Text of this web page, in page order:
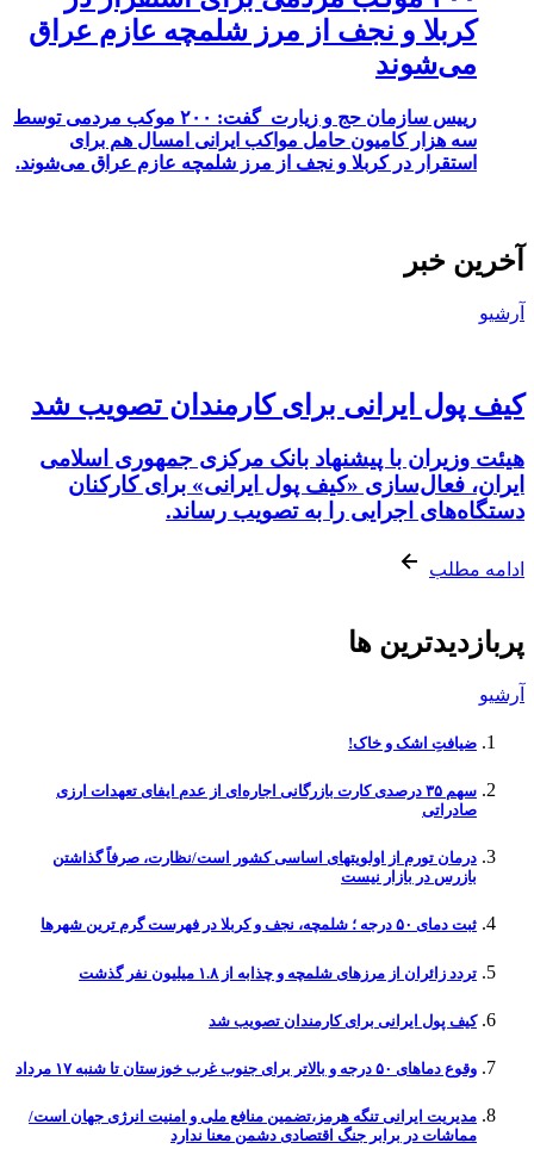
کربلا و نجف از مرز شلمچه عازم عراق
می‌شوند
رییس سازمان حج و زیارت گفت: ۲۰۰ موکب مردمی توسط
سه هزار کامیون حامل مواکب ایرانی امسال هم برای
استقرار در کربلا و نجف از مرز شلمچه عازم عراق می‌شوند.
آخرین خبر
آرشیو
کیف پول ایرانی برای کارمندان تصویب شد
هیئت وزیران با پیشنهاد بانک مرکزی جمهوری اسلامی
ایران، فعال‌سازی «کیف پول ایرانی» برای کارکنان
دستگاه‌های اجرایی را به تصویب رساند.
ادامه مطلب
پربازدیدترین ها
آرشیو
ضیافتِ اشک و خاک!
سهم ۳۵ درصدی کارت بازرگانی اجاره‌ای از عدم ایفای تعهدات ارزی
صادراتی
درمان تورم از اولویتهای اساسی کشور است/نظارت، صرفاً گذاشتن
بازرس در بازار نیست
ثبت دمای ۵۰ درجه ؛ شلمچه، نجف و کربلا در فهرست گرم ترین شهرها
تردد زائران از مرزهای شلمچه و چذابه از ۱.۸ میلیون نفر گذشت
کیف پول ایرانی برای کارمندان تصویب شد
وقوع دما‌های ۵۰ درجه و بالاتر برای جنوب غرب خوزستان تا شنبه ۱۷ مرداد
مدیریت ایرانی تنگه هرمز،تضمین منافع ملی و امنیت انرژی جهان است/
مماشات در برابر جنگ اقتصادی دشمن معنا ندارد